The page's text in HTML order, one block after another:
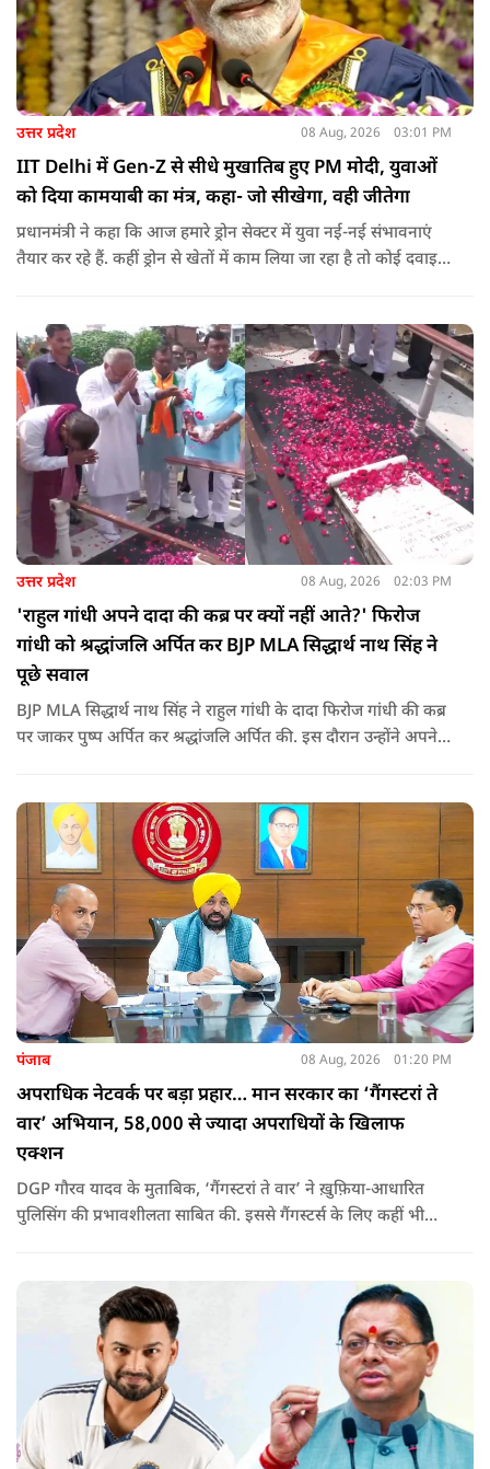
उत्तर प्रदेश 08 Aug, 2026 03:01 PM
IIT Delhi में Gen-Z से सीधे मुखातिब हुए PM मोदी, युवाओं
को दिया कामयाबी का मंत्र, कहा- जो सीखेगा, वही जीतेगा
प्रधानमंत्री ने कहा कि आज हमारे ड्रोन सेक्टर में युवा नई-नई संभावनाएं
तैयार कर रहे हैं. कहीं ड्रोन से खेतों में काम लिया जा रहा है तो कोई दवाइयां
उत्तर प्रदेश 08 Aug, 2026 02:03 PM
'राहुल गांधी अपने दादा की कब्र पर क्यों नहीं आते?' फिरोज
गांधी को श्रद्धांजलि अर्पित कर BJP MLA सिद्धार्थ नाथ सिंह ने
पूछे सवाल
BJP MLA सिद्धार्थ नाथ सिंह ने राहुल गांधी के दादा फिरोज गांधी की कब्र
पर जाकर पुष्प अर्पित कर श्रद्धांजलि अर्पित की. इस दौरान उन्होंने अपने
कि वह भविष्य में क्या करें.
पंजाब 08 Aug, 2026 01:20 PM
अपराधिक नेटवर्क पर बड़ा प्रहार… मान सरकार का ‘गैंगस्टरां ते
वार’ अभियान, 58,000 से ज्यादा अपराधियों के खिलाफ
एक्शन
DGP गौरव यादव के मुताबिक, ‘गैंगस्टरां ते वार’ ने ख़ुफ़िया-आधारित
पुलिसिंग की प्रभावशीलता साबित की. इससे गैंगस्टर्स के लिए कहीं भी